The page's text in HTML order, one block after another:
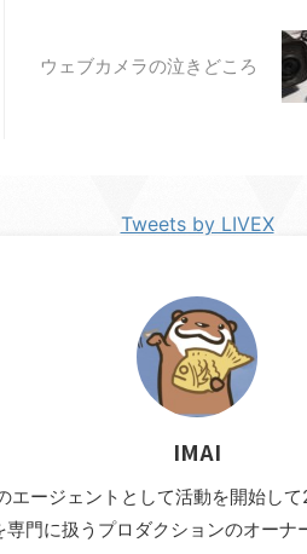
ウェブカメラの泣きどころ
Tweets by LIVEX
IMAI
ージェントとして活動を開始し
専門に扱うプロダクションのオーナ